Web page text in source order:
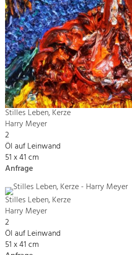
Stilles Leben, Kerze
Harry Meyer
2
Öl auf Leinwand
51 x 41 cm
Anfrage
Stilles Leben, Kerze
Harry Meyer
2
Öl auf Leinwand
51 x 41 cm